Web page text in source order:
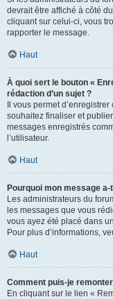
devrait être affiché à côté
cliquant sur celui-ci, vous
rapporter le message.
Haut
À quoi sert le bouton «
rédaction d’un sujet ?
Il vous permet
souhaitez finaliser et
messages enregistrés
l’utilisateur.
Haut
Pourquoi mon message
Les administrateurs du
les messages que vous
vous ayez été placé dans
Pour plus d’informations,
Haut
Comment puis-je
En cliquant sur le lien «